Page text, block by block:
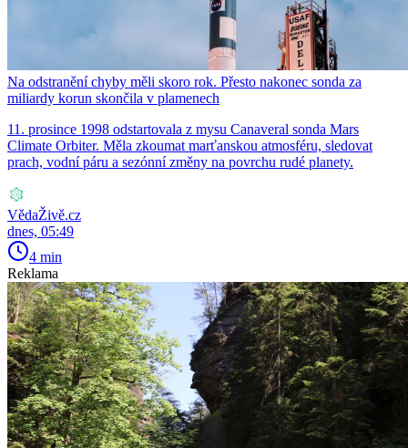
Na odstranění chyby měli skoro rok. Přesto nakonec sonda za
miliardy korun skončila v plamenech
11. prosince 1998 odstartovala z mysu Canaveral sonda Mars
Climate Orbiter. Měla zkoumat marťanskou atmosféru, sledovat
prach, vodní páru a sezónní změny na povrchu rudé planety.
VědaŽivě.cz
dnes, 05:49
4 min
Reklama